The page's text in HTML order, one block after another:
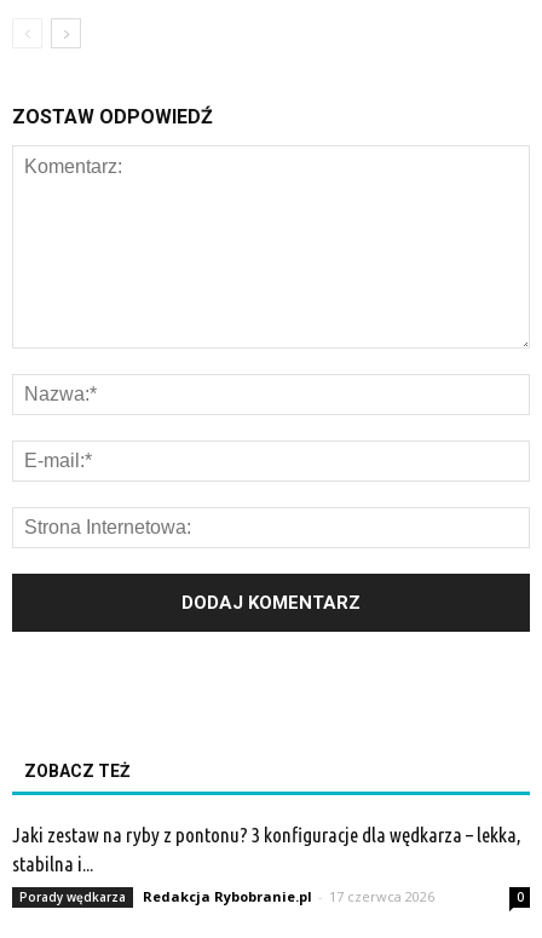
ZOSTAW ODPOWIEDŹ
ZOBACZ TEŻ
Jaki zestaw na ryby z pontonu? 3 konfiguracje dla wędkarza – lekka,
stabilna i...
Porady wędkarza Redakcja Rybobranie.pl - 17 czerwca 2026 0